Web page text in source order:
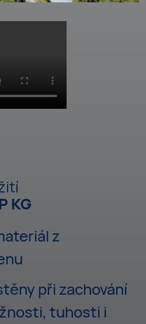
KG
z
při zachování
tuhosti i